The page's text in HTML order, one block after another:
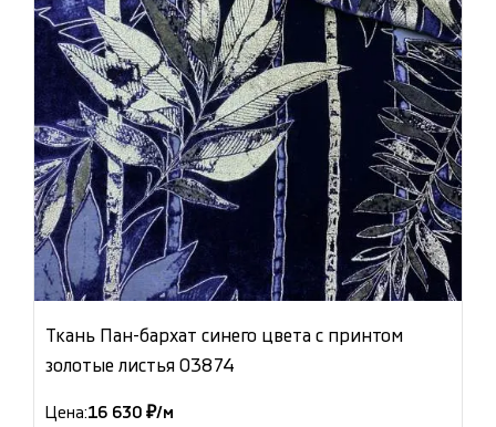
Ткань Пан-бархат синего цвета с принтом
золотые листья 03874
Цена:16 630 ₽/м